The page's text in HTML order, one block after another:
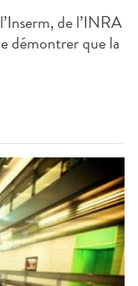
de l’INRA
démontrer que la